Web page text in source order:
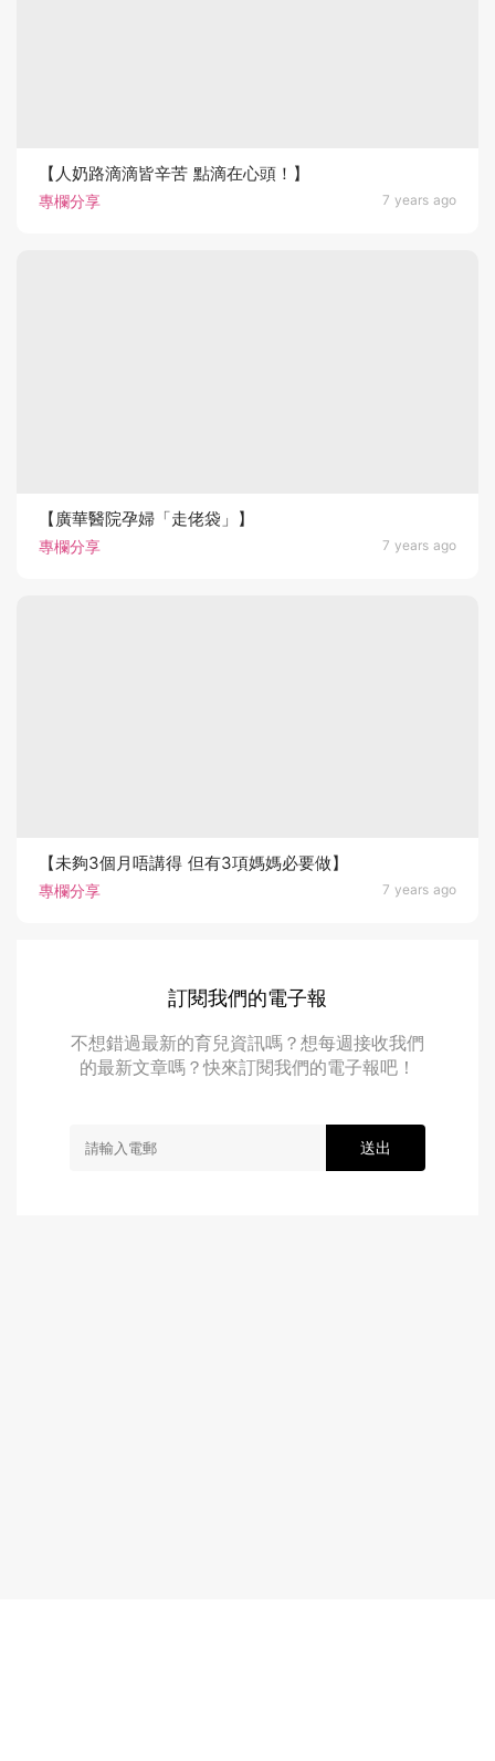
專欄分享 7 years ago
【人奶路滴滴皆辛苦 點滴在心頭！】
專欄分享 7 years ago
【廣華醫院孕婦「走佬袋」】
專欄分享 7 years ago
【未夠3個月唔講得 但有3項媽媽必要做】
訂閱我們的電子報
不想錯過最新的育兒資訊嗎？想每週接收我們
的最新文章嗎？快來訂閱我們的電子報吧！
送出